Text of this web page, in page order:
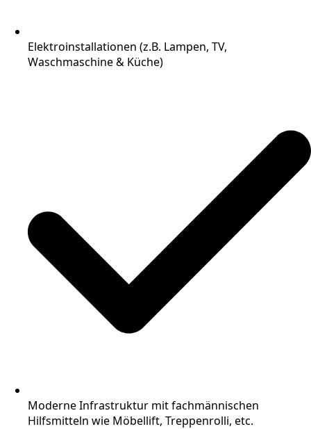
Elektroinstallationen (z.B. Lampen, TV,
Waschmaschine & Küche)
Moderne Infrastruktur mit fachmännischen
Hilfsmitteln wie Möbellift, Treppenrolli, etc.